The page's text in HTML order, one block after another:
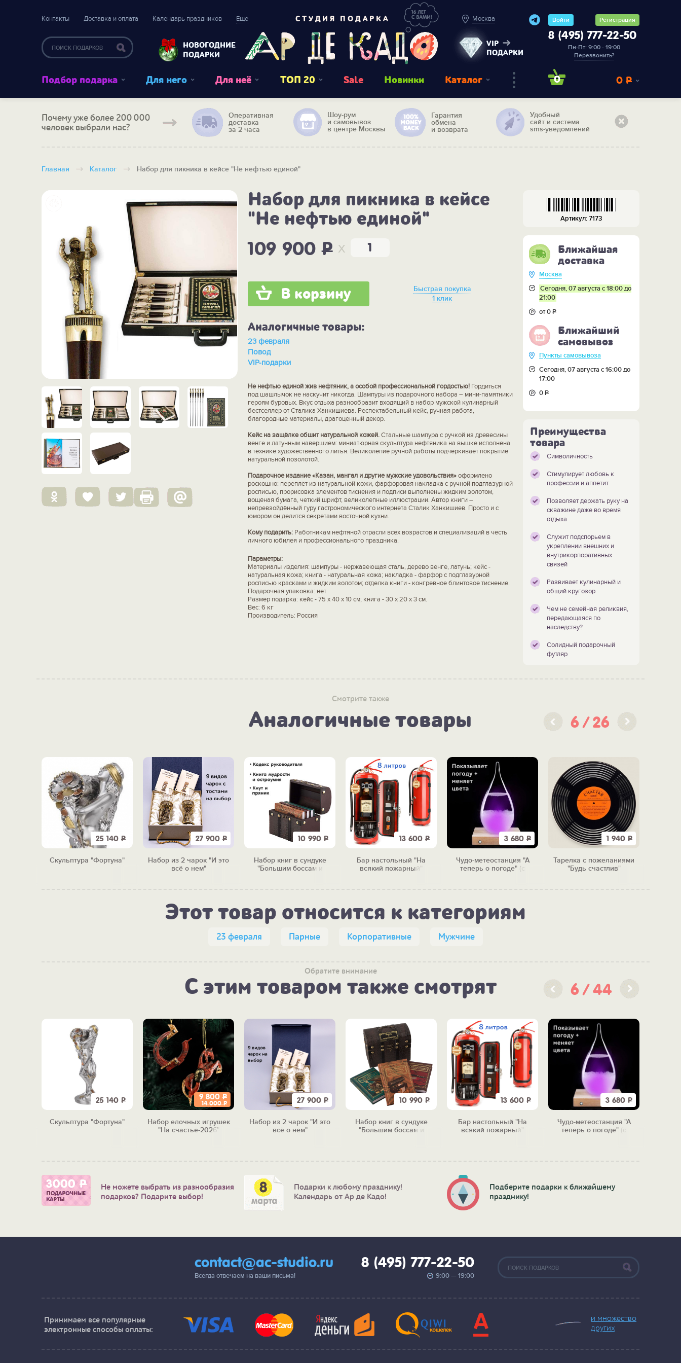
Контакты Доставка и оплата Календарь праздников Еще
НОВОГОДНИЕ
ПОДАРКИ
СТУДИЯ ПОДАРКА Москва
VIP
ПОДАРКИ
Войти Регистрация
8 (495) 777-22-50
Пн-Пт: 9:00 - 19:00
Перезвонить?
Подбор подарка Для него Для неё ТОП 20 Sale Новинки Каталог 0 0 Р
Почему уже более 200 000
человек выбрали нас?
Оперативная
доставка
за 2 часа
Шоу-рум
и самовывоз
в центре Москвы
Гарантия
обмена
и возврата
Удобный
сайт и система
sms-уведомлений
Главная Каталог Набор для пикника в кейсе "Не нефтью единой"
Набор для пикника в кейсе
"Не нефтью единой"
109 900P x
В корзину
Быстрая покупка
1 клик
Аналогичные товары:
23 февраля
Повод
VIP-подарки
Не нефтью единой жив нефтяник, а особой профессиональной гордостью!Гордиться
под шашлычок не наскучит никогда. Шампуры из подарочного набора – мини-памятники
героям буровых. Вкус отдыха разнообразит входящий в набор мужской кулинарный
бестселлер от Сталика Ханкишиева. Респектабельный кейс, ручная работа,
благородные материалы, драгоценный декор.
Кейс на защёлке обшит натуральной кожей.Стальные шампура с ручкой из древесины
венге и латунным навершием: миниатюрная скульптура нефтяника на вышке исполнена
в технике художественного литья. Великолепие ручной работы подчеркивает покрытие
натуральной позолотой.
Подарочное издание «Казан, мангал и другие мужские удовольствия»оформлено
роскошно: переплёт из натуральной кожи, фарфоровая накладка с ручной подглазурной
росписью, прорисовка элементов тиснения и подписи выполнены жидким золотом,
вощёная бумага, четкий шрифт, великолепные иллюстрации. Автор книги –
непревзойдённый гуру гастрономического интернета Сталик Ханкишиев. Просто и с
юмором он делится секретами восточной кухни.
Кому подарить:Работникам нефтяной отрасли всех возрастов и специализаций в честь
личного юбилея и профессионального праздника.
Параметры:
Материалы изделия: шампуры - нержавеющая сталь, дерево венге, латунь; кейс -
натуральная кожа; книга - натуральная кожа; накладка - фарфор с подглазурной
росписью красками и жидким золотом; отделка книги - конгревное блинтовое тиснение.
Подарочная упаковка: нет
Размер подарка: кейс - 75 х 40 х 10 см; книга - 30 х 20 х 3 см.
Вес: 6 кг
Производитель: Россия
Артикул: 7173
Ближайшая
доставка
Москва
Сегодня, 07 августа с 18:00 до
21:00
от 0Р
Ближайший
самовывоз
Пункты самовывоза
Сегодня, 07 августа с 16:00 до
17:00
0Р
Преимущества
товара
Символичность
Стимулирует любовь к
профессии и аппетит
Позволяет держать руку на
скважине даже во время
отдыха
Служит подспорьем в
укреплении внешних и
внутрикорпоративных
связей
Развивает кулинарный и
общий кругозор
Чем не семейная реликвия,
передающаяся по
наследству?
Солидный подарочный
футляр
Смотрите также
Аналогичные товары 6 26
25 140 Р
Скульптура "Фортуна"
27 900 Р
Набор из 2 чарок "И это
всё о нем"
10 990 Р
Набор книг в сундуке
"Большим боссам и
13 600 Р
Бар настольный "На
всякий пожарный"
3 680 Р
Чудо-метеостанция "А
теперь о погоде" (с
1 940 Р
Тарелка с пожеланиями
"Будь счастлив"
Этот товар относится к категориям
23 февраля Парные Корпоративные Мужчине
Обратите внимание
С этим товаром также смотрят 6 44
25 140 Р
Скульптура "Фортуна"
9 800 Р
14 000Р
Набор елочных игрушек
"На счастье-2026"
27 900 Р
Набор из 2 чарок "И это
всё о нем"
10 990 Р
Набор книг в сундуке
"Большим боссам и
13 600 Р
Бар настольный "На
всякий пожарный"
3 680 Р
Чудо-метеостанция "А
теперь о погоде" (с
Не можете выбрать из разнообразия
подарков? Подарите выбор!
Подарки к любому празднику!
Календарь от Ар де Кадо!
Подберите подарки к ближайшему
празднику!
contact@ac-studio.ru
Всегда отвечаем на ваши письма!
8 (495) 777-22-50
9:00 — 19:00
Принимаем все популярные
электронные способы оплаты:
и множество
других